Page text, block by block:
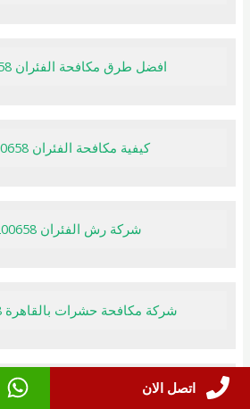
افضل طرق مكافحة الفئران 01000200658
كيفية مكافحة الفئران 01000200658
شركة رش الفئران 01000200658
شركة مكافحة حشرات بالقاهرة 01000200658
اتصل الان